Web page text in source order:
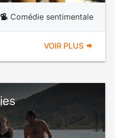
Comédie sentimentale
VOIR PLUS